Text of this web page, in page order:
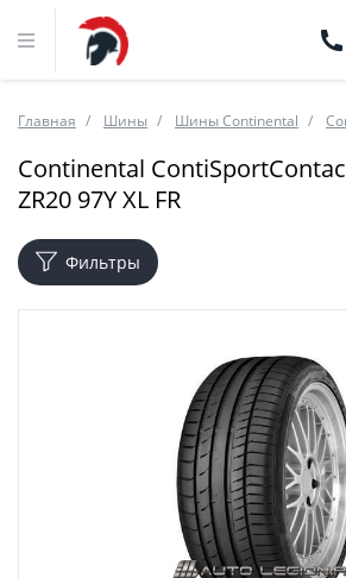
Главная Шины Шины Continental
Continental
ZR20 97Y XL FR
Фильтры